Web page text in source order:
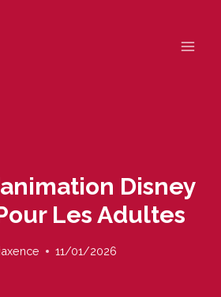
Disney
Les Adultes
11/01/2026